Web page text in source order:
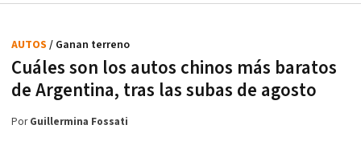
Cuáles son los autos chinos más baratos
de Argentina, tras las subas de agosto
AUTOS / Ganan terreno
PorGuillermina Fossati